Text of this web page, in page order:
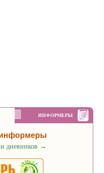
ИНФОРМЕРЫ
дневников →